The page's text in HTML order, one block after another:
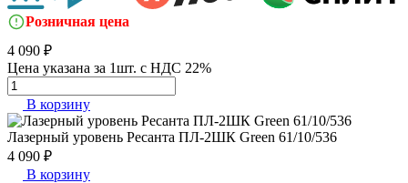
Розничная цена
4 090 ₽
Цена указана за 1шт. с НДС 22%
В корзину
Лазерный уровень Ресанта ПЛ-2ШК Green 61/10/536
4 090 ₽
В корзину